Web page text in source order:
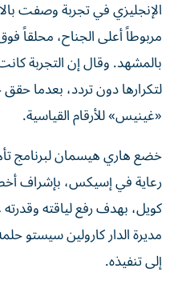
الإنجليزي في تجربة وصفت
مربوطاً أعلى الجناح، محلقاً
بالمشهد. وقال إن التجربة
لتكرارها دون تردد، بعدما
«غينيس» للأرقام القياسية.
رعاية في إسيكس، بإشراف
كويل، بهدف رفع لياقته
مديرة الدار كارولين سيستو
إلى تنفيذه.